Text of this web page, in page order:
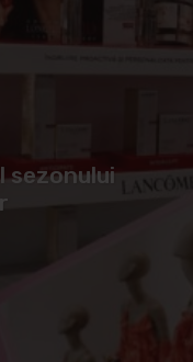
sezonului